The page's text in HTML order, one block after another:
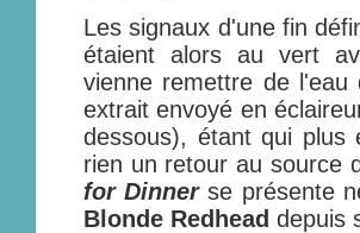
Les signaux d'une fin
étaient alors au vert
vienne remettre de l'eau
extrait envoyé en
dessous), étant qui plus
rien un retour au source
for Dinnerse présente
Blonde Redhead depuis